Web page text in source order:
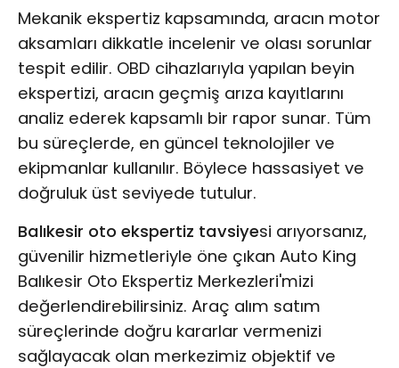
Mekanik ekspertiz kapsamında, aracın motor
aksamları dikkatle incelenir ve olası sorunlar
tespit edilir. OBD cihazlarıyla yapılan beyin
ekspertizi, aracın geçmiş arıza kayıtlarını
analiz ederek kapsamlı bir rapor sunar. Tüm
bu süreçlerde, en güncel teknolojiler ve
ekipmanlar kullanılır. Böylece hassasiyet ve
doğruluk üst seviyede tutulur.
Balıkesir oto ekspertiz tavsiyesi arıyorsanız,
güvenilir hizmetleriyle öne çıkan Auto King
Balıkesir Oto Ekspertiz Merkezleri'mizi
değerlendirebilirsiniz. Araç alım satım
süreçlerinde doğru kararlar vermenizi
sağlayacak olan merkezimiz objektif ve